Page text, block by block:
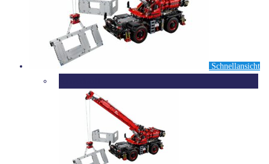
Schnellansicht